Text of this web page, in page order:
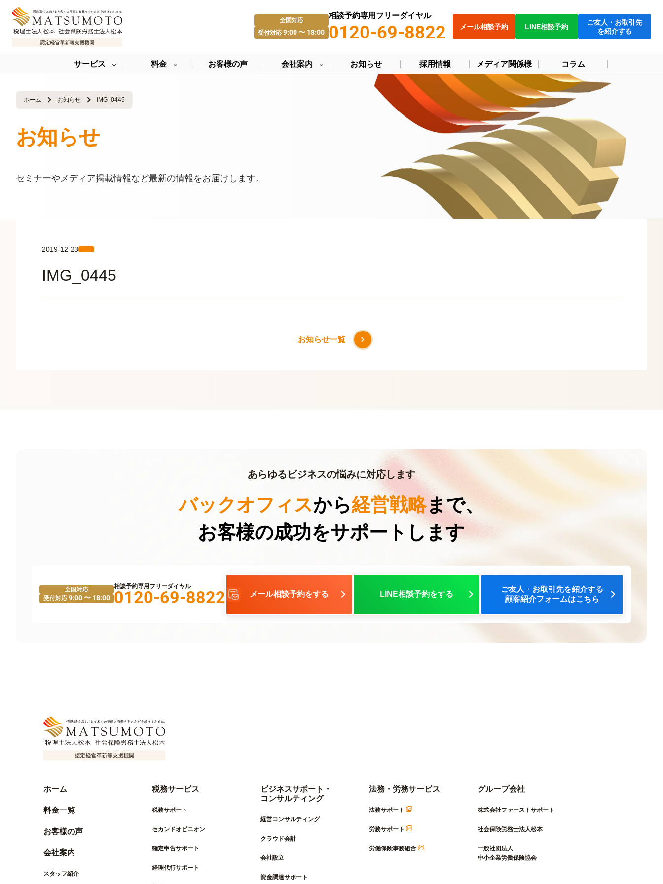
全国対応
受付対応 9:00 〜 18:00
相談予約専用フリーダイヤル
0120-69-8822 メール相談予約 LINE相談予約
ご友人・お取引先
を紹介する
サービス 料金 お客様の声 会社案内 お知らせ 採用情報 メディア関係様 コラム
ホーム お知らせ IMG_0445
お知らせ
セミナーやメディア掲載情報など最新の情報をお届けします。
2019-12-23
IMG_0445
お知らせ一覧
あらゆるビジネスの悩みに対応します
バックオフィスから経営戦略まで、
お客様の成功をサポートします
全国対応
受付対応 9:00 〜 18:00
相談予約専用フリーダイヤル
0120-69-8822 メール相談予約をする LINE相談予約をする
ご友人・お取引先を紹介する
顧客紹介フォームはこちら
ホーム
料金一覧
お客様の声
会社案内
スタッフ紹介
税務サービス
税務サポート
セカンドオピニオン
確定申告サポート
経理代行サポート
ビジネスサポート・
コンサルティング
経営コンサルティング
クラウド会計
会社設立
資金調達サポート
法務・労務サービス
法務サポート
労務サポート
労働保険事務組合
グループ会社
株式会社ファーストサポート
社会保険労務士法人松本
一般社団法人
中小企業労働保険協会